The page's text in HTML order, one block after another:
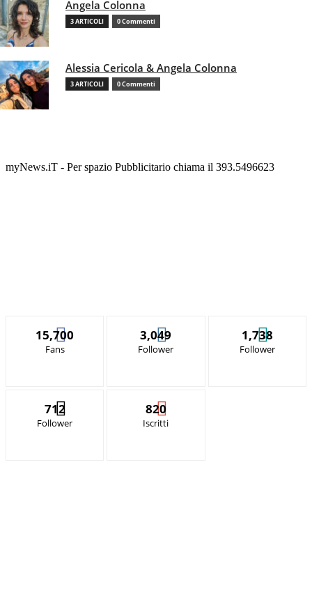
Angela Colonna
3 ARTICOLI 0 Commenti
Alessia Cericola & Angela Colonna
3 ARTICOLI 0 Commenti
myNews.iT - Per spazio Pubblicitario chiama il 393.5496623
15,700
Fans
3,049
Follower
1,738
Follower
712
Follower
820
Iscritti